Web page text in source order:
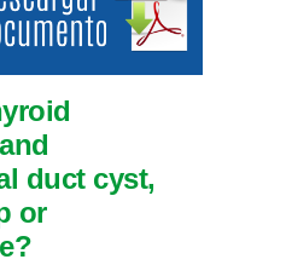
duct cyst,
or